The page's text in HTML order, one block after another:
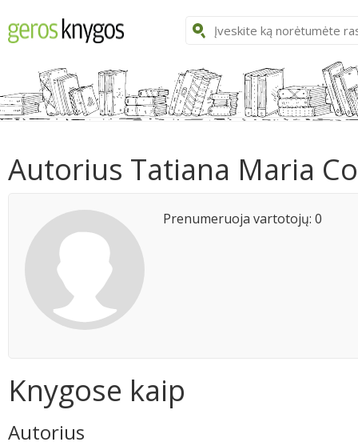
Autorius Tatiana Maria
Prenumeruoja vartotojų: 0
Knygose kaip
Autorius